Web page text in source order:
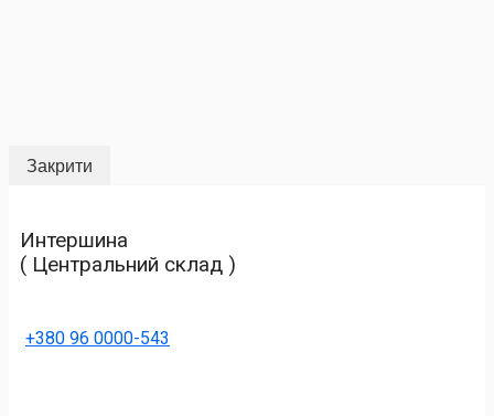
Закрити
Интершина
( Центральний склад )
+380 96 0000-543